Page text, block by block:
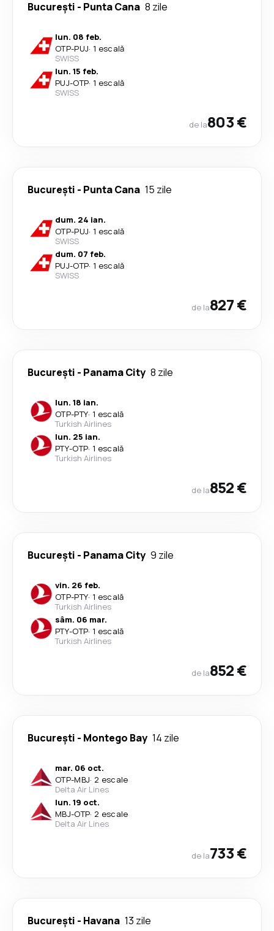
București - Punta Cana 8 zile
lun. 08 feb.
OTP-PUJ· 1 escală
SWISS
lun. 15 feb.
PUJ-OTP· 1 escală
SWISS
de la803 €
București - Punta Cana 15 zile
dum. 24 ian.
OTP-PUJ· 1 escală
SWISS
dum. 07 feb.
PUJ-OTP· 1 escală
SWISS
de la827 €
București - Panama City 8 zile
lun. 18 ian.
OTP-PTY· 1 escală
Turkish Airlines
lun. 25 ian.
PTY-OTP· 1 escală
Turkish Airlines
de la852 €
București - Panama City 9 zile
vin. 26 feb.
OTP-PTY· 1 escală
Turkish Airlines
sâm. 06 mar.
PTY-OTP· 1 escală
Turkish Airlines
de la852 €
București - Montego Bay 14 zile
mar. 06 oct.
OTP-MBJ· 2 escale
Delta Air Lines
lun. 19 oct.
MBJ-OTP· 2 escale
Delta Air Lines
de la733 €
București - Havana 13 zile